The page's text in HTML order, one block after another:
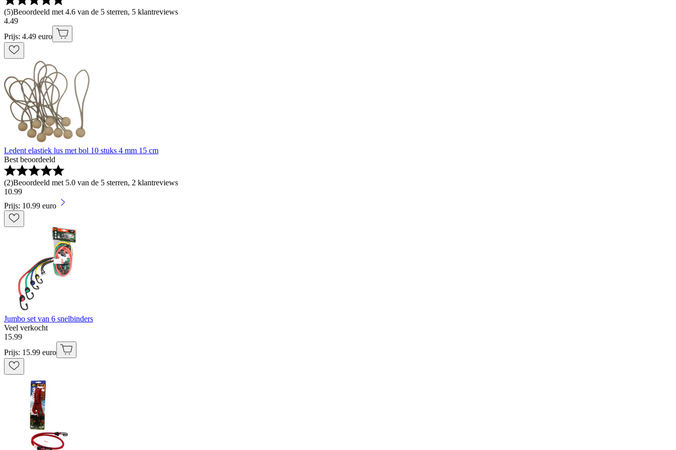
(5)Beoordeeld met 4.6 van de 5 sterren, 5 klantreviews
4.49
Prijs: 4.49 euro
Ledent elastiek lus met bol 10 stuks 4 mm 15 cm
Best beoordeeld
(2)Beoordeeld met 5.0 van de 5 sterren, 2 klantreviews
10.99
Prijs: 10.99 euro
Jumbo set van 6 snelbinders
Veel verkocht
15.99
Prijs: 15.99 euro